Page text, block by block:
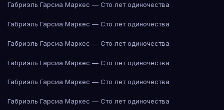
Габриэль Гарсиа Маркес — Сто лет одиночества
Габриэль Гарсиа Маркес — Сто лет одиночества
Габриэль Гарсиа Маркес — Сто лет одиночества
Габриэль Гарсиа Маркес — Сто лет одиночества
Габриэль Гарсиа Маркес — Сто лет одиночества
Габриэль Гарсиа Маркес — Сто лет одиночества